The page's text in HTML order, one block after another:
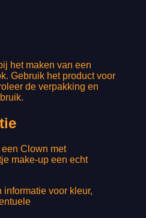
het maken van een
Gebruik het product voor
de verpakking en
Clown met
make-up een echt
informatie voor kleur,